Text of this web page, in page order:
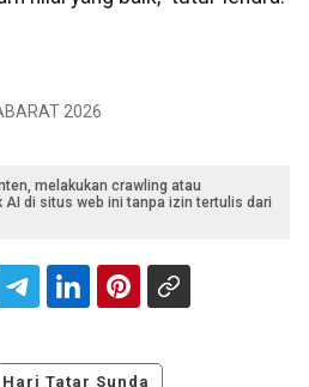
2026
melakukan crawling atau
di situs web ini tanpa izin tertulis dari
Hari Tatar Sunda